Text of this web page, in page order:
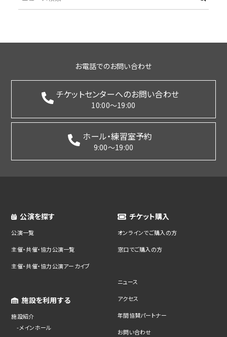
お電話でのお問い合わせ
チケットセンターへのお問い合わせ
10:00～19:00
ホール・練習室予約
9:00～19:00
公演を探す
公演一覧
主催・共催・協力公演一覧
主催・共催・協力公演アーカイブ
施設を利用する
施設紹介
メインホール
チケット購入
オンラインでご購入の方
窓口でご購入の方
ニュース
アクセス
年間協賛パートナー
お問い合わせ